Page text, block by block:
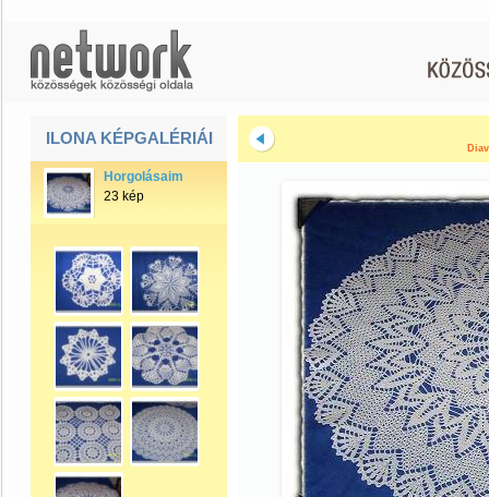
ILONA KÉPGALÉRIÁI
Horgolásaim
23 kép